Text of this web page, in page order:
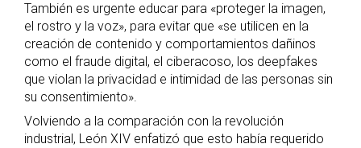
También es urgente educar para «proteger la imagen,
el rostro y la voz», para evitar que «se utilicen en la
creación de contenido y comportamientos dañinos
como el fraude digital, el ciberacoso, los deepfakes
que violan la privacidad e intimidad de las personas sin
su consentimiento».
Volviendo a la comparación con la revolución
industrial, León XIV enfatizó que esto había requerido